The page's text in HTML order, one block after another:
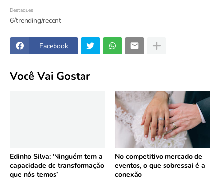
Destaques
6/trending/recent
Facebook
Você Vai Gostar
Edinho Silva: ‘Ninguém tem a
capacidade de transformação
que nós temos’
No competitivo mercado de
eventos, o que sobressai é a
conexão